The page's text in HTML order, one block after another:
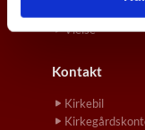
Vielse
Kontakt
Kirkebil